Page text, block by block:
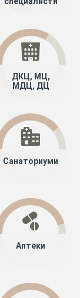
ДКЦ, МЦ,
МДЦ, ДЦ
Санаториуми
Аптеки